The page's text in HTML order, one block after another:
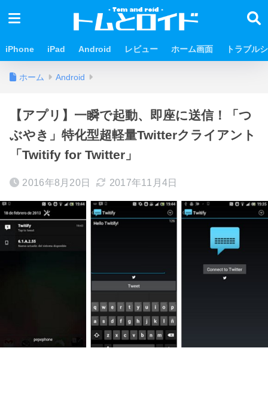
iPhone iPad Android レビュー ホーム画面 トラブル
ホーム Android
【アプリ】一瞬で起動、即座に送信！「つ
ぶやき」特化型超軽量Twitterクライアント
「Twitify for Twitter」
2016年8月20日 2017年11月4日